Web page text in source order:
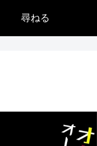
尋ねる